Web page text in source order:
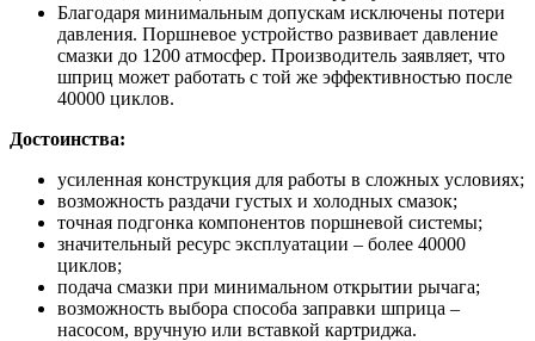
Благодаря минимальным допускам исключены потери
давления. Поршневое устройство развивает давление
смазки до 1200 атмосфер. Производитель заявляет, что
шприц может работать с той же эффективностью после
40000 циклов.
Достоинства:
усиленная конструкция для работы в сложных условиях;
возможность раздачи густых и холодных смазок;
точная подгонка компонентов поршневой системы;
значительный ресурс эксплуатации – более 40000
циклов;
подача смазки при минимальном открытии рычага;
возможность выбора способа заправки шприца –
насосом, вручную или вставкой картриджа.